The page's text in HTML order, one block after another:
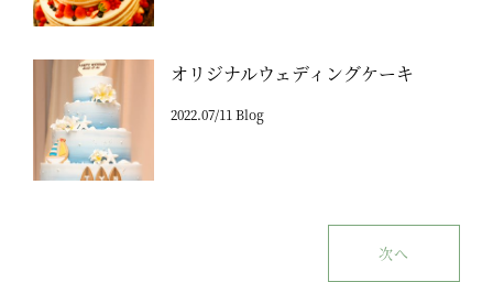
オリジナルウェディングケーキ
2022.07/11 Blog
次へ